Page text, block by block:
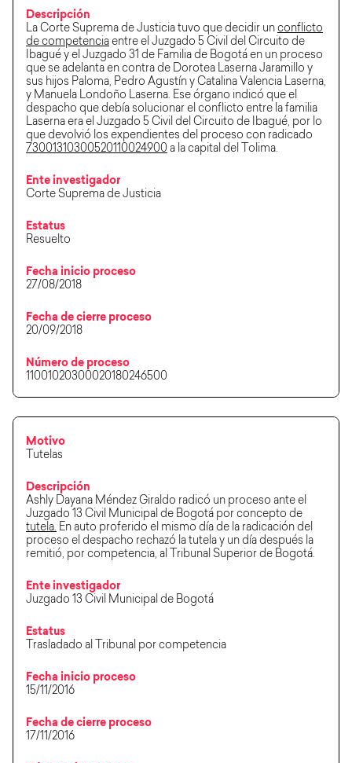
Descripción
La Corte Suprema de Justicia tuvo que decidir un conflicto
de competencia entre el Juzgado 5 Civil del Circuito de
Ibagué y el Juzgado 31 de Familia de Bogotá en un proceso
que se adelanta en contra de Dorotea Laserna Jaramillo y
sus hijos Paloma, Pedro Agustín y Catalina Valencia Laserna,
y Manuela Londoño Laserna. Ese órgano indicó que el
despacho que debía solucionar el conflicto entre la familia
Laserna era el Juzgado 5 Civil del Circuito de Ibagué, por lo
que devolvió los expendientes del proceso con radicado
73001310300520110024900 a la capital del Tolima.
Ente investigador
Corte Suprema de Justicia
Estatus
Resuelto
Fecha inicio proceso
27/08/2018
Fecha de cierre proceso
20/09/2018
Número de proceso
11001020300020180246500
Motivo
Tutelas
Descripción
Ashly Dayana Méndez Giraldo radicó un proceso ante el
Juzgado 13 Civil Municipal de Bogotá por concepto de
tutela. En auto proferido el mismo día de la radicación del
proceso el despacho rechazó la tutela y un día después la
remitió, por competencia, al Tribunal Superior de Bogotá.
Ente investigador
Juzgado 13 Civil Municipal de Bogotá
Estatus
Trasladado al Tribunal por competencia
Fecha inicio proceso
15/11/2016
Fecha de cierre proceso
17/11/2016